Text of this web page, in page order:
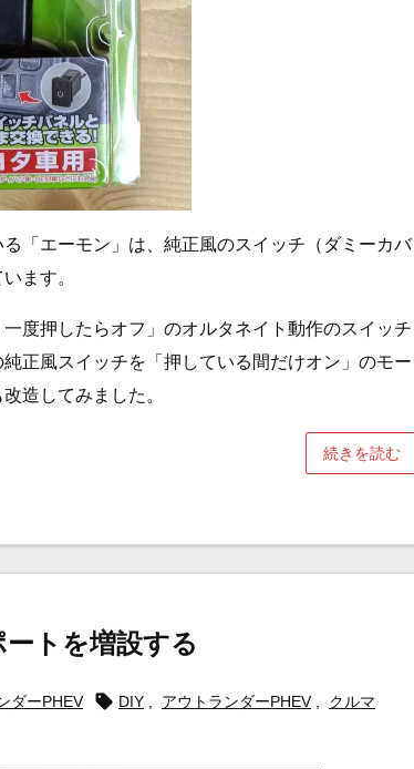
「エーモン」は、純正風のスイッチ（ダミーカバ
ます。
度押したらオフ」のオルタネイト動作のスイッチ
正風スイッチを「押している間だけオン」のモー
造してみました。
続きを読む
トを増設する
ダーPHEV  DIY アウトランダーPHEV クルマ